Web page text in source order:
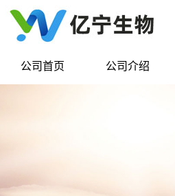
公司首页 公司介绍